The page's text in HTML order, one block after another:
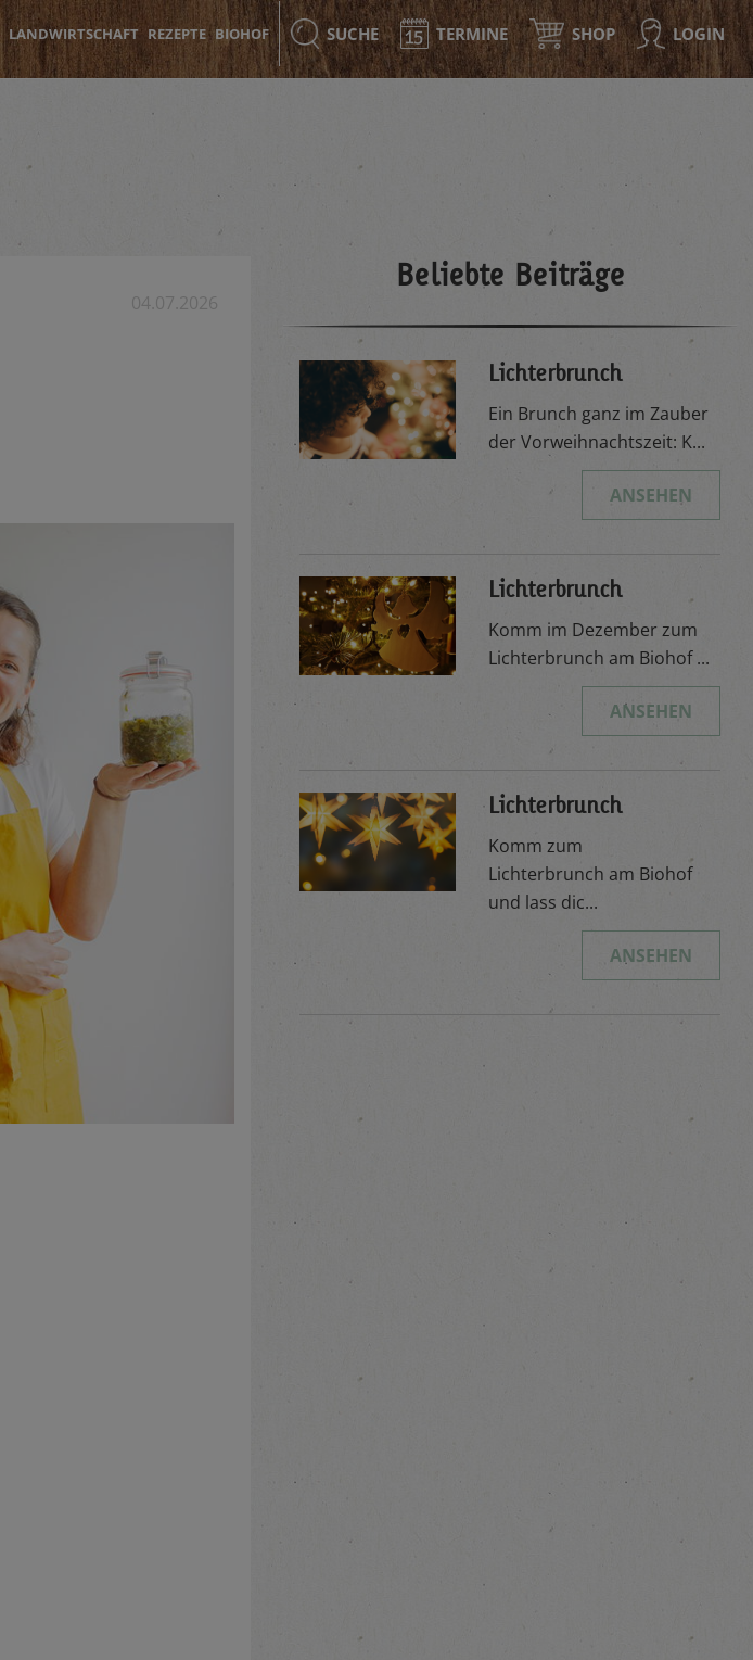
LANDWIRTSCHAFT REZEPTE BIOHOF SUCHE TERMINE SHOP LOGIN
04.07.2026
Beliebte Beiträge
Lichterbrunch
Ein Brunch ganz im Zauber
der Vorweihnachtszeit: K...
ANSEHEN
Lichterbrunch
Komm im Dezember zum
Lichterbrunch am Biohof ...
ANSEHEN
Lichterbrunch
Komm zum
Lichterbrunch am Biohof
und lass dic...
ANSEHEN